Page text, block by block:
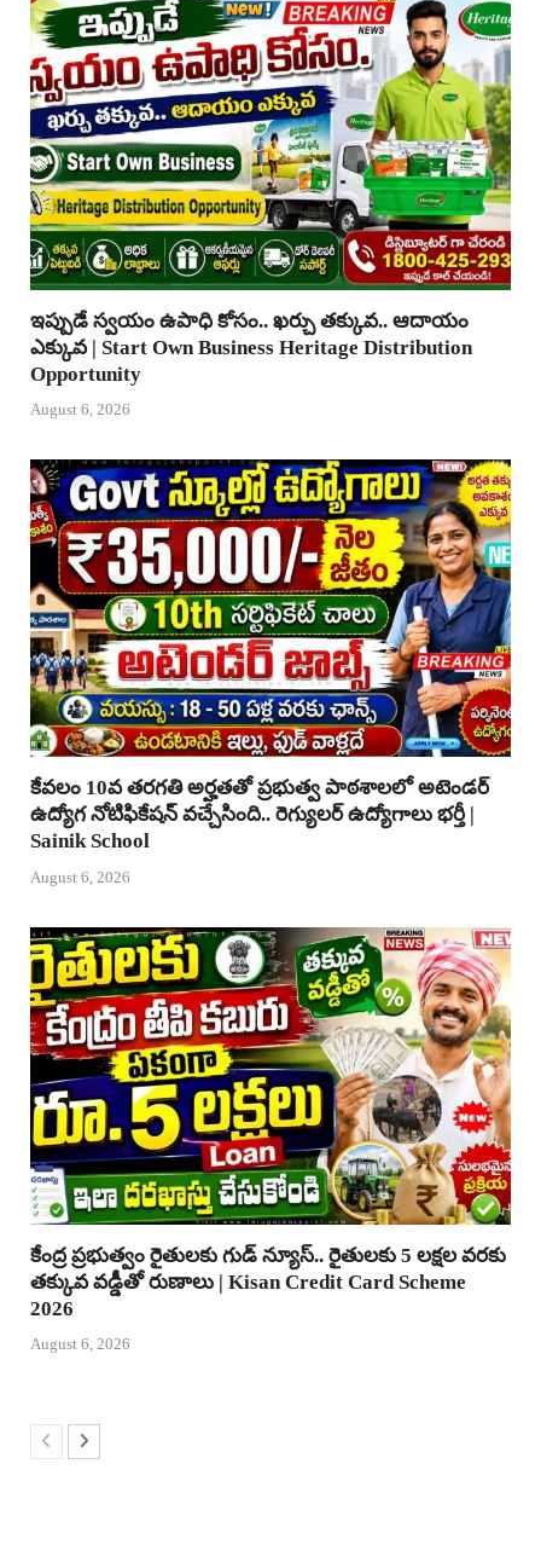
ఇప్పుడే స్వయం ఉపాధి కోసం.. ఖర్చు తక్కువ.. ఆదాయం
ఎక్కువ | Start Own Business Heritage Distribution
Opportunity
August 6, 2026
కేవలం 10వ తరగతి అర్హతతో ప్రభుత్వ పాఠశాలలో అటెండర్
ఉద్యోగ నోటిఫికేషన్ వచ్చేసింది.. రెగ్యులర్ ఉద్యోగాలు భర్తీ |
Sainik School
August 6, 2026
కేంద్ర ప్రభుత్వం రైతులకు గుడ్ న్యూస్.. రైతులకు 5 లక్షల వరకు
తక్కువ వడ్డీతో రుణాలు | Kisan Credit Card Scheme
2026
August 6, 2026